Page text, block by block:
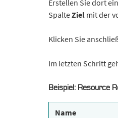
Erstellen Sie dort
SpalteZielmit der
Klicken Sie
Im letzten Schritt
Beispiel: Resource
Name